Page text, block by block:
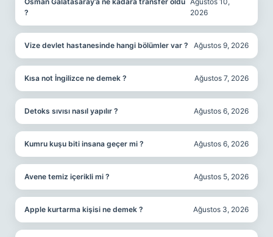
?
2026
Vize devlet hastanesinde hangi bölümler var ? Ağustos 9, 2026
Kısa not İngilizce ne demek ? Ağustos 7, 2026
Detoks sıvısı nasıl yapılır ? Ağustos 6, 2026
Kumru kuşu biti insana geçer mi ? Ağustos 6, 2026
Avene temiz içerikli mi ? Ağustos 5, 2026
Apple kurtarma kişisi ne demek ? Ağustos 3, 2026